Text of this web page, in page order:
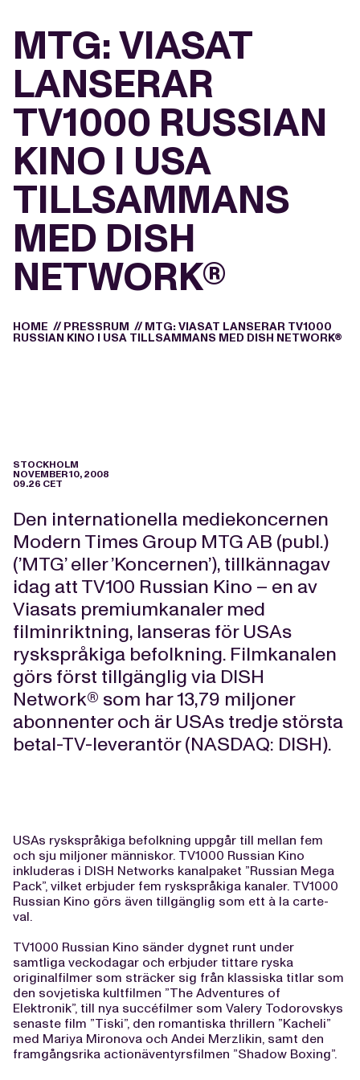
MTG: VIASAT
LANSERAR
TV1000 RUSSIAN
KINO I USA
TILLSAMMANS
MED DISH
NETWORK®
HOME // PRESSRUM // MTG: VIASAT LANSERAR TV1000
RUSSIAN KINO I USA TILLSAMMANS MED DISH NETWORK®
STOCKHOLM
NOVEMBER 10, 2008
09.26 CET
Den internationella mediekoncernen
Modern Times Group MTG AB (publ.)
(’MTG’ eller ’Koncernen’), tillkännagav
idag att TV100 Russian Kino – en av
Viasats premiumkanaler med
filminriktning, lanseras för USAs
ryskspråkiga befolkning. Filmkanalen
görs först tillgänglig via DISH
Network® som har 13,79 miljoner
abonnenter och är USAs tredje största
betal-TV-leverantör (NASDAQ: DISH).
USAs ryskspråkiga befolkning uppgår till mellan fem
och sju miljoner människor. TV1000 Russian Kino
inkluderas i DISH Networks kanalpaket ”Russian Mega
Pack”, vilket erbjuder fem ryskspråkiga kanaler. TV1000
Russian Kino görs även tillgänglig som ett à la carte-
val.
TV1000 Russian Kino sänder dygnet runt under
samtliga veckodagar och erbjuder tittare ryska
originalfilmer som sträcker sig från klassiska titlar som
den sovjetiska kultfilmen ”The Adventures of
Elektronik”, till nya succéfilmer som Valery Todorovskys
senaste film ”Tiski”, den romantiska thrillern ”Kacheli”
med Mariya Mironova och Andei Merzlikin, samt den
framgångsrika actionäventyrsfilmen ”Shadow Boxing”.